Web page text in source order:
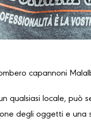
capannoni
qualsiasi locale, può
degli oggetti e